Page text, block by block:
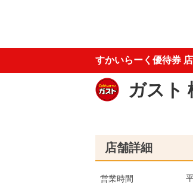
すかいらーく優待券
ガスト
店舗詳細
営業時間